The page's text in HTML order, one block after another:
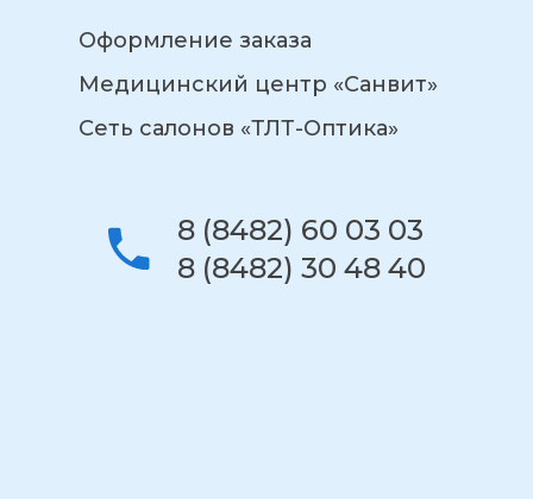
Оформление заказа
Медицинский центр «Санвит»
Сеть салонов «ТЛТ-Оптика»
8 (8482) 60 03 03
8 (8482) 30 48 40